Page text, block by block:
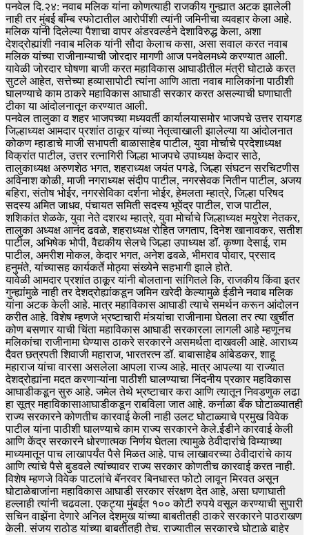
पनवेल दि.२४: नवाब मलिक यांना कोणत्याही राजकीय गुन्ह्यात अटक झालेली
नाही तर मुंबई बाँम्ब स्फोटातील आरोपींशी त्यांनी जमिनीचा व्यवहार केला आहे.
मलिक यांनी दिलेल्या पैशाचा वापर अंडरवर्ल्डने देशाविरुद्ध केला, अशा
देशद्रोह्यांशी नवाब मलिक यांनी सौदा केलाच कसा, असा सवाल करत नवाब
मलिक यांच्या राजीनाम्याची जोरदार मागणी आज पनवेलमध्ये करण्यात आली.
यावेळी जोरदार घोषणा बाजी करत महाविकास आघाडीतील मंत्री घोटाळे करत
सुटले आहेत, सत्तेच्या हव्यासापोटी त्यांना आणि आता नवाब मालिकांना पाठीशी
घालण्याचे काम ठाकरे महाविकास आघाडी सरकार करत असल्याची घणाघाती
टीका या आंदोलनातून करण्यात आली.
पनवेल तालुका व शहर भाजपच्या मध्यवर्ती कार्यालयासमोर भाजपचे उत्तर रायगड
जिल्हाध्यक्ष आमदार प्रशांत ठाकूर यांच्या नेतृत्वाखाली झालेल्या या आंदोलनात
कोकण म्हाडाचे माजी सभापती बाळासाहेब पाटील, युवा मोर्चाचे प्रदेशाध्यक्ष
विक्रांत पाटील, उत्तर रत्नागिरी जिल्हा भाजपचे उपाध्यक्ष केदार साठे,
तालुकाध्यक्ष अरुणशेठ भगत, शहराध्यक्ष जयंत पगडे, जिल्हा संघटन सरचिटणीस
अविनाश कोळी, माजी नगराध्यक्ष संदीप पाटील, नगरसेवक नितीन पाटील, अजय
बहिरा, संतोष भोईर, नगरसेविका दर्शना भोईर, हेमलता म्हात्रे, जिल्हा परिषद
सदस्य अमित जाधव, पंचायत समिती सदस्य भूपेंद्र पाटील, राज पाटील,
शशिकांत शेळके, युवा नेते दशरथ म्हात्रे, युवा मोर्चाचे जिल्हाध्यक्ष मयुरेश नेतकर,
तालुका अध्यक्ष आनंद ढवळे, शहराध्यक्ष रोहित जगताप, दिनेश खानावकर, सतीश
पाटील, अभिषेक भोपी, वैद्यकीय सेलचे जिल्हा उपाध्यक्ष डॉ. कृष्णा देसाई, राम
पाटील, अमरीश मोकल, केदार भगत, अनेश ढवळे, भीमराव पोवार, प्रसाद
हनुमंते, यांच्यासह कार्यकर्ते मोठ्या संख्येने सहभागी झाले होते.
यावेळी आमदार प्रशांत ठाकूर यांनी बोलताना सांगितले कि, राजकीय किंवा इतर
गुन्ह्यांमुळे नाही तर देशद्रोह्यांकडून जमिन खरेदी केल्यामुळे ईडीने नवाब मलिक
यांना अटक केली आहे. मात्र महाविकास आघाडी त्याचे समर्थन करून आंदोलन
करीत आहे. विशेष म्हणजे भ्रष्टाचारी मंत्र्यांचा राजीनामा घेतला तर त्या खुर्चीत
कोण बसणार याची चिंता महाविकास आघाडी सरकारला लागली आहे म्हणूनच
मलिकांचा राजीनामा घेण्यास ठाकरे सरकारने असमर्थता दाखवली आहे. आराध्य
दैवत छत्रपती शिवाजी महाराज, भारतरत्न डॉ. बाबासाहेब आंबेडकर, शाहू
महाराज यांचा वारसा असलेला आपला राज्य आहे. मात्र आपल्या या राज्यात
देशद्रोह्यांना मदत करणाऱ्यांना पाठीशी घालण्याचा निंदनीय प्रकार महविकास
आघाडीकडून सुरु आहे. जमेल तेथे भ्रष्टाचार करा आणि त्यातून निवडणुक लढा
हा सूत्र महाविकासाआघाडीकडून राबविला जात आहे. कर्नाळा बँक घोटाळ्यातही
राज्य सरकारने कोणतीच कारवाई केली नाही उलट घोटाळ्याचे प्रमुख विवेक
पाटील यांना पाठीशी घालण्याचे काम राज्य सरकारने केले.ईडीने कारवाई केली
आणि केंद्र सरकारने धोरणात्मक निर्णय घेतला त्यामुळे ठेवीदारांचे विम्याच्या
माध्यमातून पाच लाखापर्यंत पैसे मिळत आहे. पाच लाखावरच्या ठेवीदारांचे काय
आणि त्यांचे पैसे बुडवले त्यांच्यावर राज्य सरकार कोणतीच कारवाई करत नाही.
विशेष म्हणजे विवेक पाटलांचे बॅनरवर बिनधास्त फोटो लावून मिरवत असून
घोटाळेबाजांना महाविकास आघाडी सरकार संरक्षण देत आहे, असा घणाघाती
हल्लाही त्यांनी चढवला. एकट्या मुंबईत १०० कोटी रुपये वसूल करण्याची सुपारी
सचिन वाझेंना देणारे अनिल देशमुख यांच्या बाबतीतही ठाकरे सरकारने पाठराखण
केली. संजय राठोड यांच्या बाबतीतही तेच. राज्यातील सरकारचे घोटाळे बाहेर